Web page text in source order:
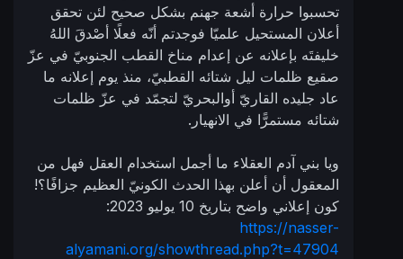
تحسبوا حرارة أشعة جهنم بشكل صحيح لئن تحقق
أعلان المستحيل علميّا فوجدتم أنّه فعلًا أصْدقَ اللهُ
خليفتَه بإعلانه عن إعدام مناخ القطب الجنوبيّ في عزّ
صقيع ظلمات ليل شتائه القطبيّ، منذ يوم إعلانه ما
عاد جليده القاريّ أوالبحريّ لتجمّد في عزّ ظلمات
شتائه مستمرًّا في الانهيار.
ويا بني آدم العقلاء ما أجمل استخدام العقل فهل من
المعقول أن أعلن بهذا الحدث الكونيّ العظيم جزافًا؟!
كون إعلاني واضح بتاريخ 10 يوليو 2023:
https://nasser-
alyamani.org/showthread.php?t=47904